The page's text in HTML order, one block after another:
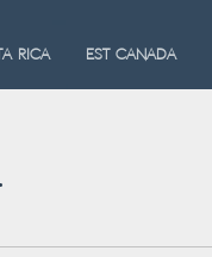
Rica Est Canada